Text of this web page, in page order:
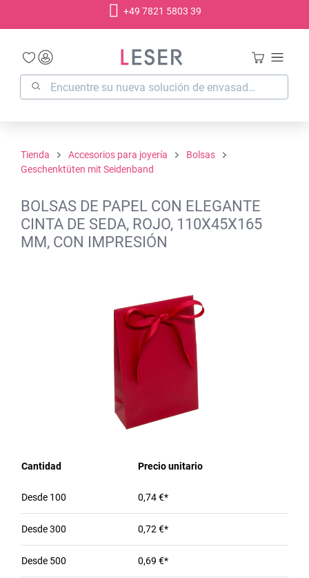
+49 7821 5803 39
Tienda Accesorios para joyería
Bolsas
Geschenktüten mit Seidenband
BOLSAS DE PAPEL CON ELEGANTE
CINTA DE SEDA, ROJO, 110X45X165
MM, CON IMPRESIÓN
Cantidad Precio unitario
Desde 100 0,74 €*
Desde300 0,72 €*
Desde 500 0,69 €*